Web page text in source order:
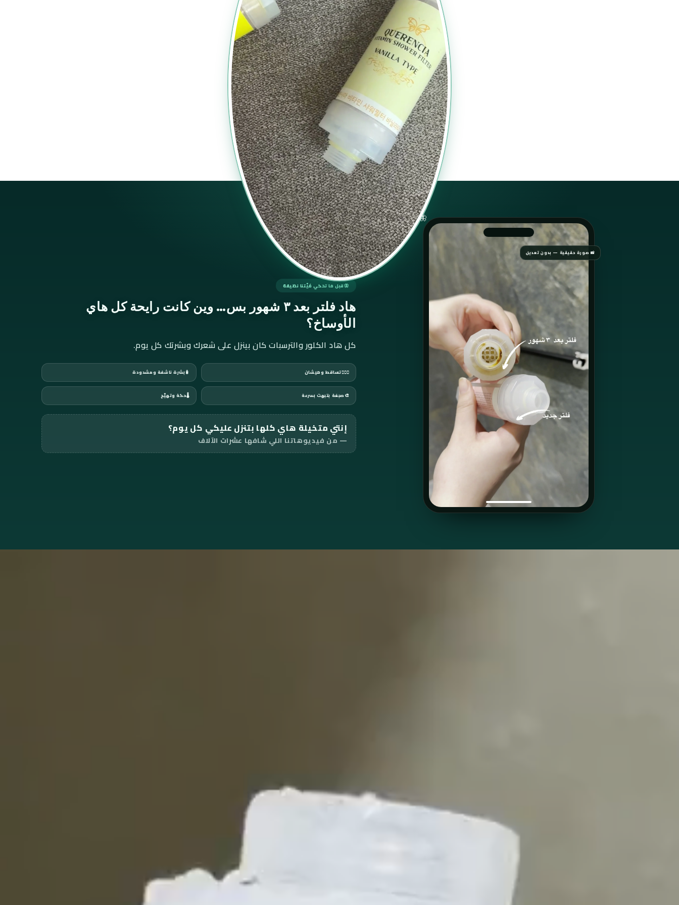
٤ طبقات فلترة — بيصفي ٩٩٪ من الكلور وبيدوم ٢-٣ شهور
📸 صورة حقيقية — بدون تعديل
🦋
قبل ما تحكي مَيّتنا نظيفة
هاد فلتر بعد٣ شهور
بس… وين كانت رايحة كل هاي
الأوساخ؟
كل هاد الكلور والترسبات كان بينزل على شعرك وبشرتك كل يوم.
💇🏻‍♀️تساقط وهيشان 🧴بشرة ناشفة ومشدودة
🎨صبغة بتبهت بسرعة 🌡️حكة وتهيّج
إنتي متخيلة هاي كلها بتنزل عليكي كل يوم؟
— من فيديوهاتنا اللي شافها عشرات الآلاف